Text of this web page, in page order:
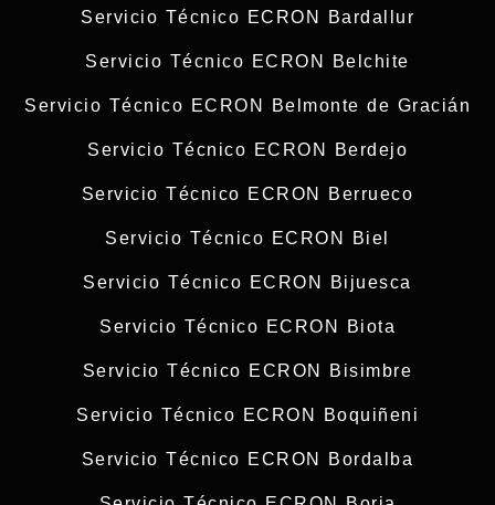
Servicio Técnico ECRON Bardallur
Servicio Técnico ECRON Belchite
Servicio Técnico ECRON Belmonte de Gracián
Servicio Técnico ECRON Berdejo
Servicio Técnico ECRON Berrueco
Servicio Técnico ECRON Biel
Servicio Técnico ECRON Bijuesca
Servicio Técnico ECRON Biota
Servicio Técnico ECRON Bisimbre
Servicio Técnico ECRON Boquiñeni
Servicio Técnico ECRON Bordalba